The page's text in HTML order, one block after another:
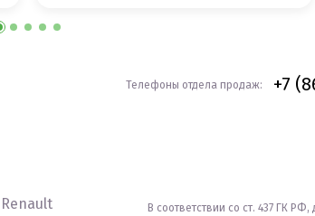
Телефоны отдела продаж: +7
Renault
В соответствии со ст. 437 ГК